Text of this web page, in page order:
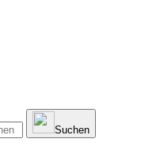
Suchen